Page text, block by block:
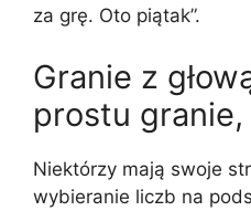
za grę. Oto piątak”.
Granie z
prostu
Niektórzy mają swoje
wybieranie liczb na